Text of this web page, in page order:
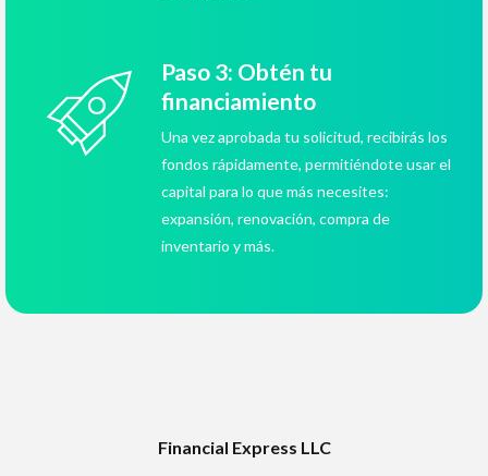
Paso 3: Obtén tu
financiamiento
Una vez aprobada tu solicitud, recibirás los
fondos rápidamente, permitiéndote usar el
capital para lo que más necesites:
expansión, renovación, compra de
inventario y más.
Financial Express LLC